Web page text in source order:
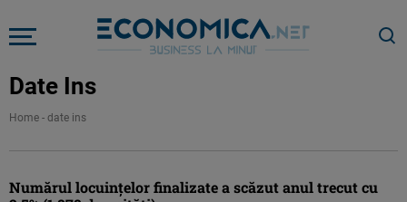
Date Ins
Home - date ins
Numărul locuinţelor finalizate a scăzut anul trecut cu